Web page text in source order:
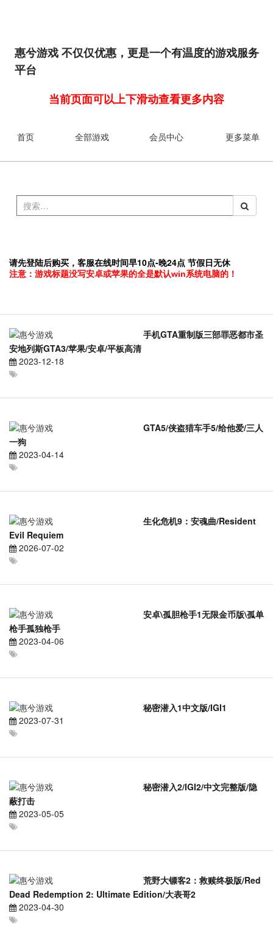
惠兮游戏 不仅仅优惠，更是一个有温度的游戏服务
平台
当前页面可以上下滑动查看更多内容
首页 全部游戏 会员中心 更多菜单
请先登陆后购买，客服在线时间早10点-晚24点 节假日无休
注意：游戏标题没写安卓或苹果的全是默认win系统电脑的！
手机GTA重制版三部罪恶都市圣
安地列斯GTA3/苹果/安卓/平板高清
2023-12-18
GTA5/侠盗猎车手5/给他爱/三人
一狗
2023-04-14
生化危机9：安魂曲/Resident
Evil Requiem
2026-07-02
安卓\孤胆枪手1无限金币版\孤单
枪手孤独枪手
2023-04-06
秘密潜入1中文版/IGI1
2023-07-31
秘密潜入2/IGI2/中文完整版/隐
蔽打击
2023-05-05
荒野大镖客2：救赎终极版/Red
Dead Redemption 2: Ultimate Edition/大表哥2
2023-04-30